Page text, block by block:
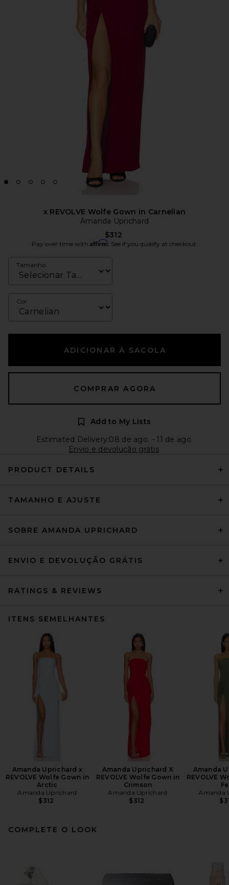
x REVOLVE Wolfe Gown in Carnelian
Amanda Uprichard
$312
Pay over time with Affirm. See if you qualify at checkout.
Tamanho
Cor
ADICIONAR À SACOLA
COMPRAR AGORA
Add to My Lists
Estimated Delivery:08 de ago. - 11 de ago.
Envio e devolução grátis
PRODUCT DETAILS
TAMANHO E AJUSTE
SOBRE AMANDA UPRICHARD
ENVIO E DEVOLUÇÃO GRÁTIS
RATINGS & REVIEWS
ITENS SEMELHANTES
Amanda Uprichard x
REVOLVE Wolfe Gown in
Arctic
Amanda Uprichard
$312
Amanda Uprichard X
REVOLVE Wolfe Gown in
Crimson
Amanda Uprichard
$312
Amanda
REVOLVE
Amanda
COMPLETE O LOOK